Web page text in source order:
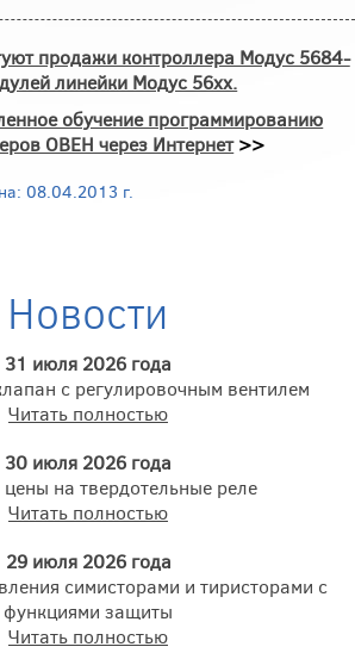
продажи контроллера Модус 5684-
линейки Модус 56хх.
обучение программированию
ОВЕН через Интернет>>
08.04.2013 г.
Новости
31 июля 2026 года
с регулировочным вентилем
Читать полностью
30 июля 2026 года
на твердотельные реле
Читать полностью
29 июля 2026 года
симисторами и тиристорами с
функциями защиты
Читать полностью